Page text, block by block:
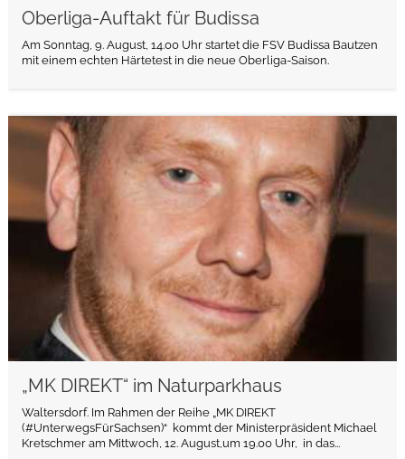
Oberliga-Auftakt für Budissa
Am Sonntag, 9. August, 14.00 Uhr startet die FSV Budissa Bautzen
mit einem echten Härtetest in die neue Oberliga-Saison.
„MK DIREKT“ im Naturparkhaus
Waltersdorf. Im Rahmen der Reihe „MK DIREKT
(#UnterwegsFürSachsen)“ kommt der Ministerpräsident Michael
Kretschmer am Mittwoch, 12. August,um 19.00 Uhr, in das...
weiterlesen